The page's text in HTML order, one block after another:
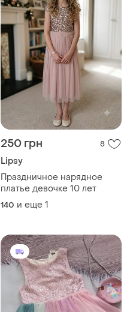
250 грн 8
Lipsy
Праздничное нарядное
платье девочке 10 лет
140 и еще 1